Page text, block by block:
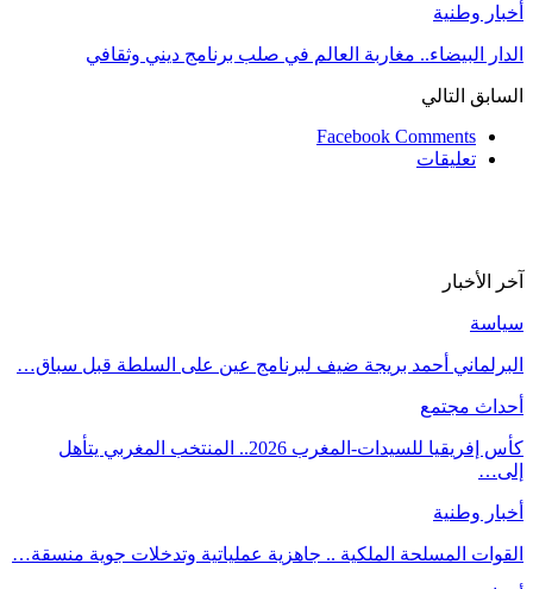
أخبار وطنية
الدار البيضاء.. مغاربة العالم في صلب برنامج ديني وثقافي
السابق التالي
Facebook Comments
تعليقات
آخر الأخبار
سياسة
البرلماني أحمد بريجة ضيف لبرنامج عين على السلطة قبل سباق…
أحداث مجتمع
كأس إفريقيا للسيدات-المغرب 2026.. المنتخب المغربي يتأهل
إلى…
أخبار وطنية
القوات المسلحة الملكية .. جاهزية عملياتية وتدخلات جوية منسقة…